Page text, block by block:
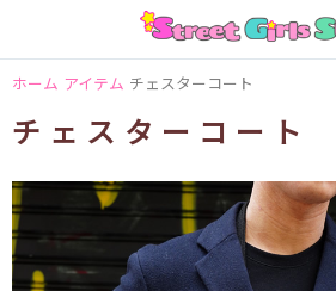
ホーム アイテム チェスターコート
チェスターコート